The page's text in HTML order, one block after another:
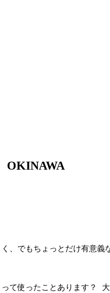
OKINAWA
、でもちょっとだけ有意義
て使ったことあります？